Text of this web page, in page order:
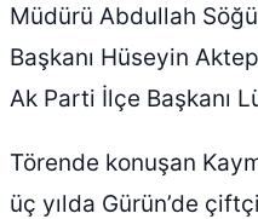
Müdürü Abdullah
Başkanı Hüseyin
Ak Parti İlçe Başkanı
Törende konuşan
üç yılda Gürün’de